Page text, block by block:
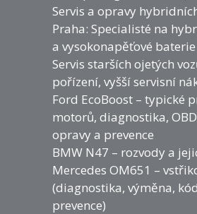
Servis a opravy
Praha: Specialisté na
a vysokonapěťové baterie
Servis starších ojetých
pořízení, vyšší servisní
Ford EcoBoost – typické
motorů, diagnostika,
opravy a prevence
BMW N47 – rozvody a
Mercedes OM651 –
(diagnostika, výměna,
prevence)